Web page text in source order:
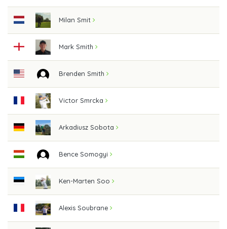
Milan Smit
Mark Smith
Brenden Smith
Victor Smrcka
Arkadiusz Sobota
Bence Somogyi
Ken-Marten Soo
Alexis Soubrane